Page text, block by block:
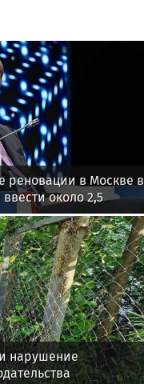
в Москве в
около 2,5
жилья
нарушение